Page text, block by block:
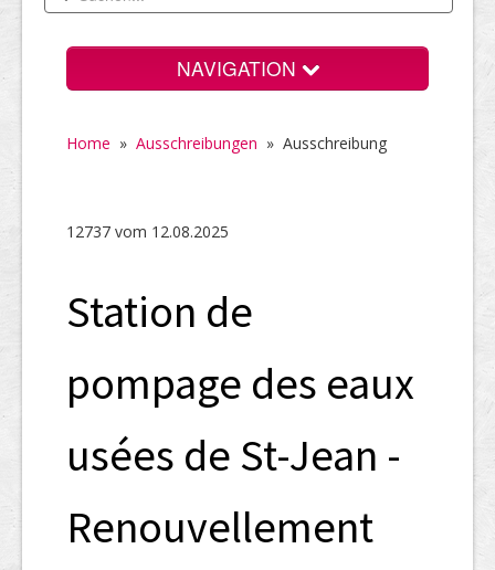
NAVIGATION
UID-Register
Home » Ausschreibungen » Ausschreibung
12737 vom 12.08.2025
Station de
pompage des eaux
usées de St-Jean -
Renouvellement